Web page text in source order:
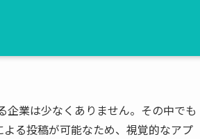
企業は少なくありません。その中でも
る投稿が可能なため、視覚的なアプ